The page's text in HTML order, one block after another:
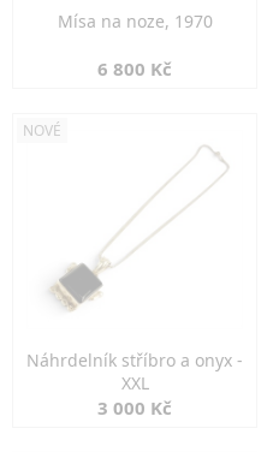
Mísa na noze, 1970
6 800 Kč
NOVÉ
Náhrdelník stříbro a onyx -
XXL
3 000 Kč